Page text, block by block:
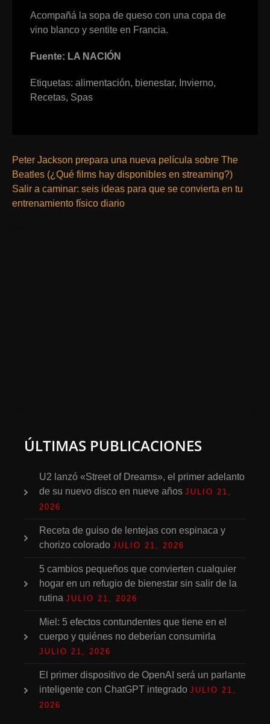
Acompañá la sopa de queso con una copa de
vino blanco y sentite en Francia.
Fuente: LA NACIÓN
Etiquetas: alimentación, bienestar, Invierno,
Recetas, Spas
Peter Jackson prepara una nueva película sobre The
Beatles (¿Qué films hay disponibles en streaming?)
Salir a caminar: seis ideas para que se convierta en tu
entrenamiento físico diario
ÚLTIMAS PUBLICACIONES
U2 lanzó «Street of Dreams», el primer adelanto
de su nuevo disco en nueve años JULIO 21,
2026
Receta de guiso de lentejas con espinaca y
chorizo colorado JULIO 21, 2026
5 cambios pequeños que convierten cualquier
hogar en un refugio de bienestar sin salir de la
rutina JULIO 21, 2026
Miel: 5 efectos contundentes que tiene en el
cuerpo y quiénes no deberían consumirla
JULIO 21, 2026
El primer dispositivo de OpenAI será un parlante
inteligente con ChatGPT integrado JULIO 21,
2026